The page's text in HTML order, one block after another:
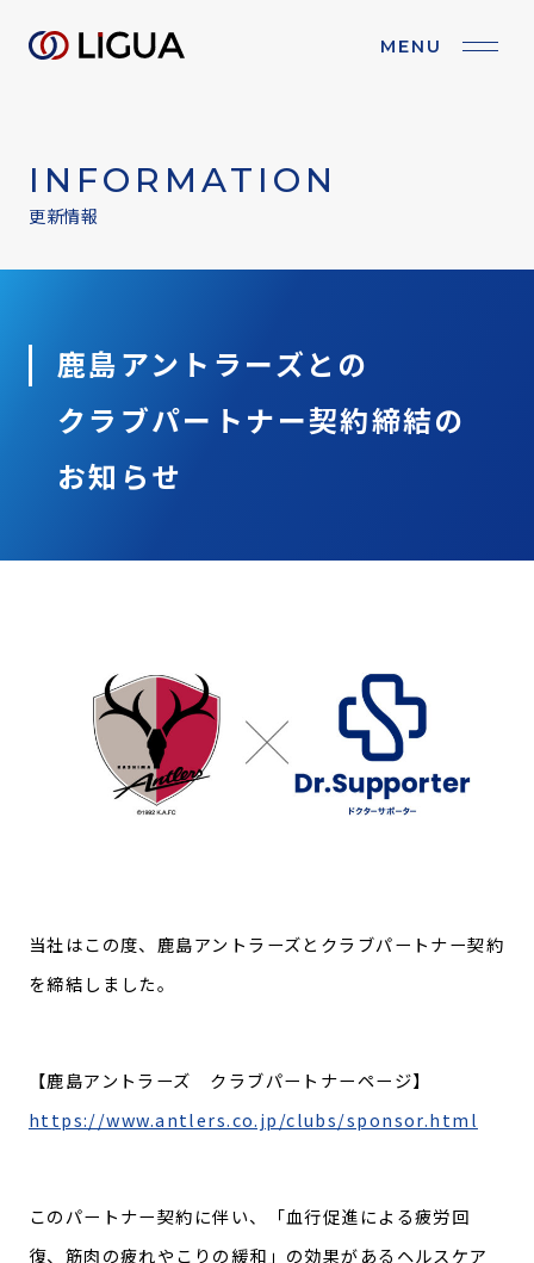
MENU
COMPANY 会社情報
BUSINESS 事業紹介
IR IR情報
RECRUIT 採用情報
個人情報の取り扱いについて
個人情報保護方針
健康経営
INFORMATION
更新情報
鹿島アントラーズとの
クラブパートナー契約締結の
お知らせ
当社はこの度、鹿島アントラーズとクラブパートナー契約
を締結しました。
【鹿島アントラーズ クラブパートナーページ】
https://www.antlers.co.jp/clubs/sponsor.html
このパートナー契約に伴い、「血行促進による疲労回
復、筋肉の疲れやこりの緩和」の効果があるヘルスケア